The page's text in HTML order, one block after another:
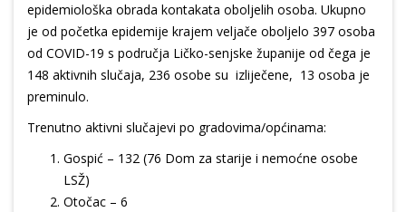
epidemiološka obrada kontakata oboljelih osoba. Ukupno
je od početka epidemije krajem veljače oboljelo 397 osoba
od COVID-19 s područja Ličko-senjske županije od čega je
148 aktivnih slučaja, 236 osobe su izliječene, 13 osoba je
preminulo.
Trenutno aktivni slučajevi po gradovima/općinama:
Gospić – 132 (76 Dom za starije i nemoćne osobe
LSŽ)
Otočac – 6